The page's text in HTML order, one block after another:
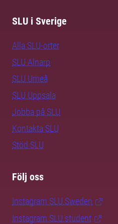
SLU i Sverige
Alla SLU-orter
SLU Alnarp
SLU Umeå
SLU Uppsala
Jobba på SLU
Kontakta SLU
Stöd SLU
Följ oss
Instagram SLU.Sweden
Instagram SLU.student